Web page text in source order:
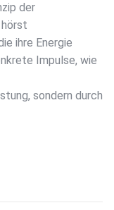
der
ihre Energie
Impulse, wie
sondern durch